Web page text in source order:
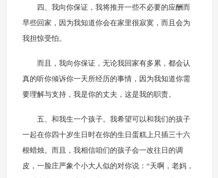
四、我向你保证，我将推开一些不必要的应酬而
早些回家，因为我知道你会在家里很寂寞，而且会为
我担惊受怕。
而且，我向你保证，无论我回家有多累，都会认
真的听你倾诉你一天所经历的事情，因为我知道你需
要理解与支持，我是你的丈夫，这是我的职责。
五、和我生一个孩子。我希望可以和我们的孩子
一起在你四十岁生日时在你的生日蛋糕上只插三十六
根蜡烛。而且，我相信咱们的孩子会一改往日的调
皮，一脸庄严象个小大人似的对你说：“天啊，老妈，